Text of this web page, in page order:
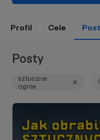
Profil Cele
Posty
sztuczne
ognie